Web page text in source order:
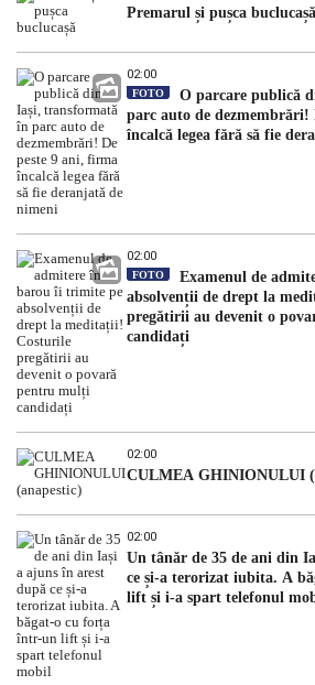
Premarul și pușca buclucașă
02:00
FOTO
O parcare publică
parc auto de dezmembrări!
încalcă legea fără să fie
02:00
FOTO
Examenul de
absolvenții de drept la
pregătirii au devenit o
candidați
02:00
CULMEA GHINIONULUI
02:00
Un tânăr de 35 de ani din
ce și-a terorizat iubita. A
lift și i-a spart telefonul